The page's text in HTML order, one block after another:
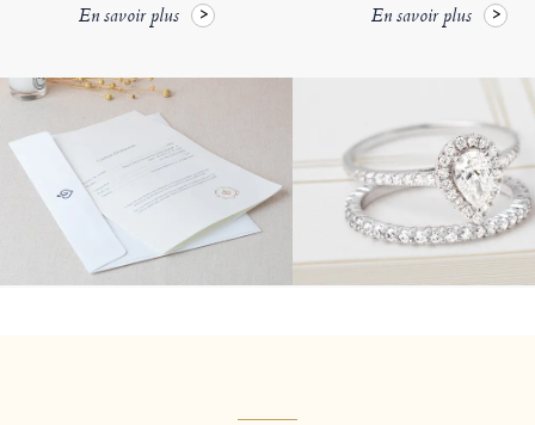
En savoir plus En savoir plus